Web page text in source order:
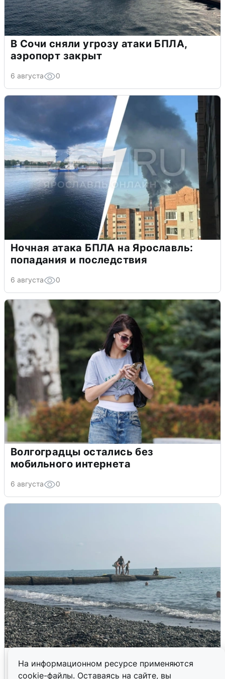
На информационном ресурсе применяются
cookie-файлы. Оставаясь на сайте, вы
В Сочи сняли угрозу атаки БПЛА,
аэропорт закрыт
6 августа 0
Ночная атака БПЛА на Ярославль:
попадания и последствия
6 августа 0
Волгоградцы остались без
мобильного интернета
6 августа 0
6 августа 0